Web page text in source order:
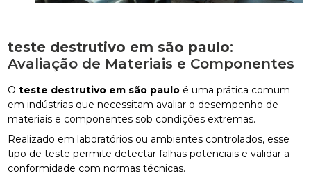
teste destrutivo em são paulo:
Avaliação de Materiais e Componentes
Oteste destrutivo em são paulo é uma prática comum
em indústrias que necessitam avaliar o desempenho de
materiais e componentes sob condições extremas.
Realizado em laboratórios ou ambientes controlados, esse
tipo de teste permite detectar falhas potenciais e validar a
conformidade com normas técnicas.